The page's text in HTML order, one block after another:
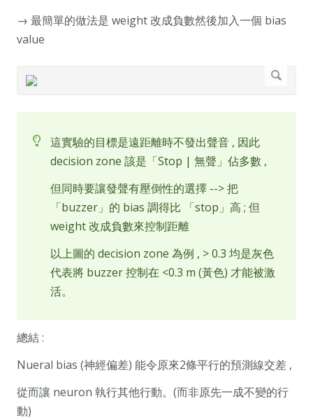
→ 最簡單的做法是 weight 改成負數然後加入一個 bias
value
這實驗的目標是遠距離時不發出聲音 , 因此
decision zone 該是「Stop | 無聲」佔多數 ,
但同時要讓發聲有壓倒性的選擇 --> 把
「buzzer」的 bias 調得比 「stop」高 ; 但
weight 改成負數來控制距離
以上圖的 decision zone 為例 , > 0.3 均是灰色
代表將 buzzer 控制在 <0.3 m (黃色) 才能被激
活。
總結 :
Nueral bias (神經偏差) 能令原來2條平行的預測線交差 ,
從而讓 neuron 執行其他行動。(而非原先一成不變的行
動)